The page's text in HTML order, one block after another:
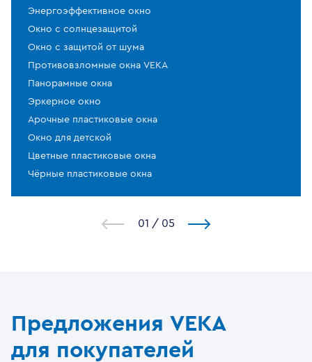
Энергоэффективное окно
Окно с солнцезащитой
Окно с защитой от шума
Противовзломные окна VEKA
Панорамные окна
Эркерное окно
Арочные пластиковые окна
Окно для детской
Цветные пластиковые окна
Чёрные пластиковые окна
1 / 5
Предложения VEKA
для покупателей